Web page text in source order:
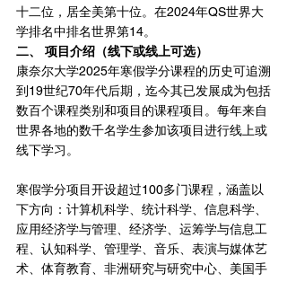
十二位，居全美第十位。在2024年QS世界大
学排名中排名世界第14。
二、 项目介绍（线下或线上可选）
康奈尔大学2025年寒假学分课程的历史可追溯
到19世纪70年代后期，迄今其已发展成为包括
数百个课程类别和项目的课程项目。每年来自
世界各地的数千名学生参加该项目进行线上或
线下学习。
寒假学分项目开设超过100多门课程，涵盖以
下方向：计算机科学、统计科学、信息科学、
应用经济学与管理、经济学、运筹学与信息工
程、认知科学、管理学、音乐、表演与媒体艺
术、体育教育、非洲研究与研究中心、美国手